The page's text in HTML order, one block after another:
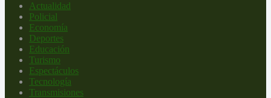
Actualidad
Policial
Economía
Deportes
Educación
Turismo
Espectáculos
Tecnología
Transmisiones